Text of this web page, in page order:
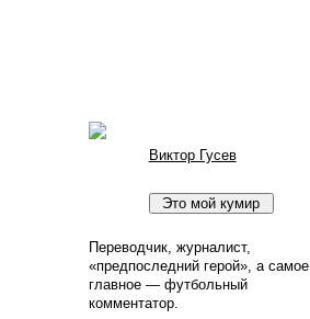
Виктор Гусев
Переводчик, журналист,
«предпоследний герой», а самое
главное — футбольный
комментатор.